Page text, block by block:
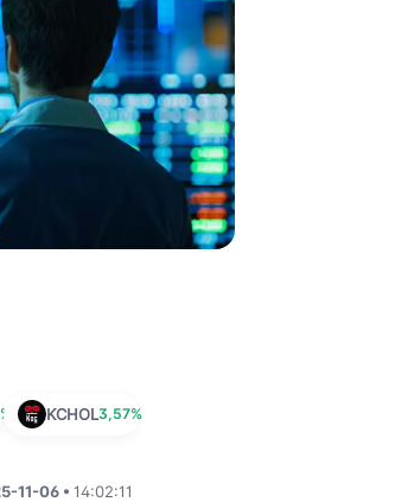
KCHOL3,57%
11-06 • 14:02:11